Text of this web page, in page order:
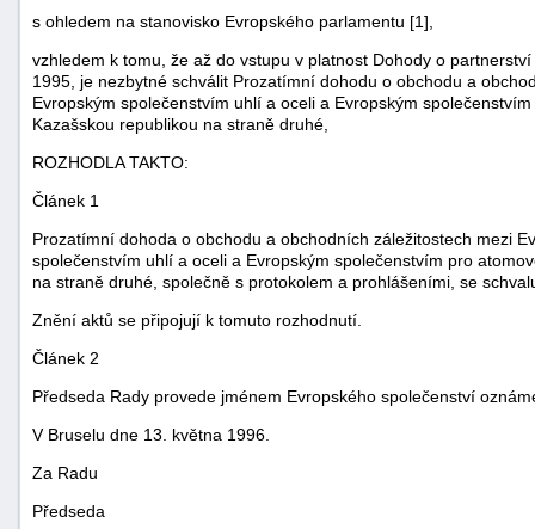
s ohledem na stanovisko Evropského parlamentu [1],
vzhledem k tomu, že až do vstupu v platnost Dohody o
1995, je nezbytné schválit Prozatímní dohodu o obchodu a
Evropským společenstvím uhlí a oceli a Evropským
Kazašskou republikou na straně druhé,
ROZHODLA TAKTO:
Článek 1
Prozatímní dohoda o obchodu a obchodních záležitostech mezi
společenstvím uhlí a oceli a Evropským společenstvím pro
na straně druhé, společně s protokolem a prohlášeními, se
Znění aktů se připojují k tomuto rozhodnutí.
Článek 2
Předseda Rady provede jménem Evropského společenství
V Bruselu dne 13. května 1996.
Za Radu
Předseda